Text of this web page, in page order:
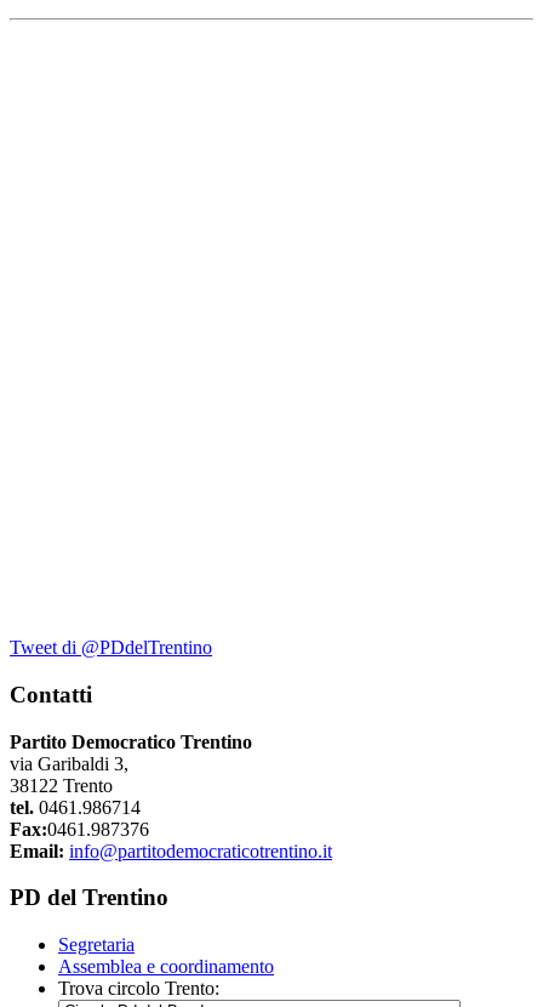
Tweet di @PDdelTrentino
Contatti
Partito Democratico Trentino
via Garibaldi 3,
38122 Trento
tel. 0461.986714
Fax:0461.987376
Email: info@partitodemocraticotrentino.it
PD del Trentino
Segretaria
Assemblea e coordinamento
Trova circolo Trento: